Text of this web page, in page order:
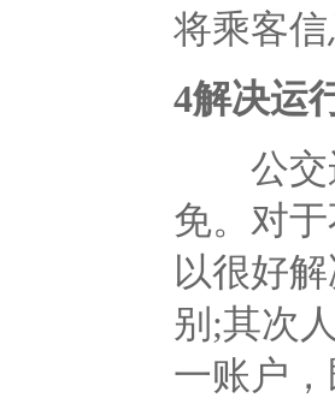
将乘客
4解决运
公交运
免。对
以很好
别 ;其次
一账户